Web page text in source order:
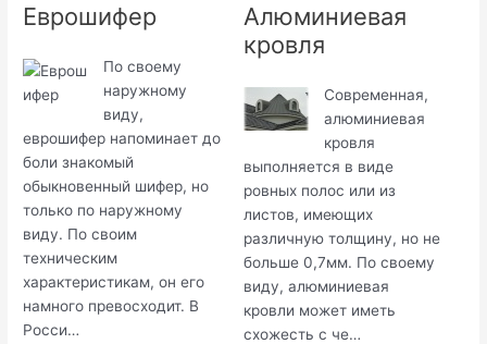
Еврошифер
По своему
наружному
виду,
еврошифер напоминает до
боли знакомый
обыкновенный шифер, но
только по наружному
виду. По своим
техническим
характеристикам, он его
намного превосходит. В
Росси…
Алюминиевая
кровля
Современная,
алюминиевая
кровля
выполняется в виде
ровных полос или из
листов, имеющих
различную толщину, но не
больше 0,7мм. По своему
виду, алюминиевая
кровли может иметь
схожесть с че…